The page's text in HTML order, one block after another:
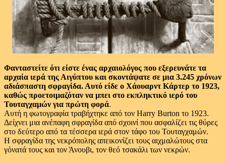
Φανταστείτε ότι είστε ένας αρχαιολόγος που εξερευνάτε τα
αρχαία ιερά της Αιγύπτου και σκοντάψατε σε μια 3.245 χρόνων
αδιάσπαστη σφραγίδα. Αυτό είδε ο Χάουαρντ Κάρτερ το 1923,
καθώς προετοιμαζόταν να μπει στο εκπληκτικό ιερό του
Τουταγχαμών για πρώτη φορά.
Αυτή η φωτογραφία τραβήχτηκε από τον Harry Burton το 1923.
Δείχνει μια ανέπαφη σφραγίδα από σχοινί που ασφαλίζει τις θύρες
στο δεύτερο από τα τέσσερα ιερά στον τάφο του Τουταγχαμών.
Η σφραγίδα της νεκρόπολης απεικονίζει τους αιχμαλώτους στα
γόνατά τους και τον Άνουβι, τον θεό τσακάλι των νεκρών.